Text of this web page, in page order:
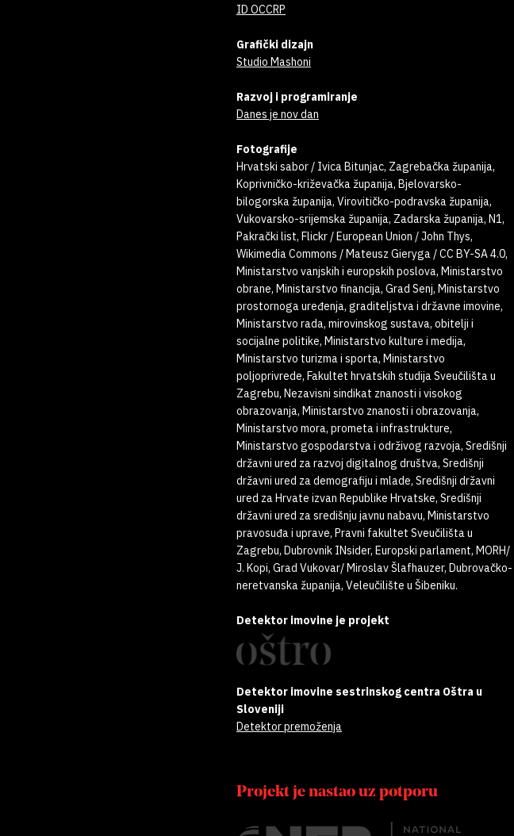
ID OCCRP
Grafički dizajn
Studio Mashoni
Razvoj i programiranje
Danes je nov dan
Fotografije
Hrvatski sabor / Ivica Bitunjac, Zagrebačka županija,
Koprivničko-križevačka županija, Bjelovarsko-
bilogorska županija, Virovitičko-podravska županija,
Vukovarsko-srijemska županija, Zadarska županija, N1,
Pakrački list, Flickr / European Union / John Thys,
Wikimedia Commons / Mateusz Gieryga / CC BY-SA 4.0,
Ministarstvo vanjskih i europskih poslova, Ministarstvo
obrane, Ministarstvo financija, Grad Senj, Ministarstvo
prostornoga uređenja, graditeljstva i državne imovine,
Ministarstvo rada, mirovinskog sustava, obitelji i
socijalne politike, Ministarstvo kulture i medija,
Ministarstvo turizma i sporta, Ministarstvo
poljoprivrede, Fakultet hrvatskih studija Sveučilišta u
Zagrebu, Nezavisni sindikat znanosti i visokog
obrazovanja, Ministarstvo znanosti i obrazovanja,
Ministarstvo mora, prometa i infrastrukture,
Ministarstvo gospodarstva i održivog razvoja, Središnji
državni ured za razvoj digitalnog društva, Središnji
državni ured za demografiju i mlade, Središnji državni
ured za Hrvate izvan Republike Hrvatske, Središnji
državni ured za središnju javnu nabavu, Ministarstvo
pravosuđa i uprave, Pravni fakultet Sveučilišta u
Zagrebu, Dubrovnik INsider, Europski parlament, MORH/
J. Kopi, Grad Vukovar/ Miroslav Šlafhauzer, Dubrovačko-
neretvanska županija, Veleučilište u Šibeniku.
Detektor imovine je projekt
Detektor imovine sestrinskog centra Oštra u
Sloveniji
Detektor premoženja
Projekt je nastao uz potporu